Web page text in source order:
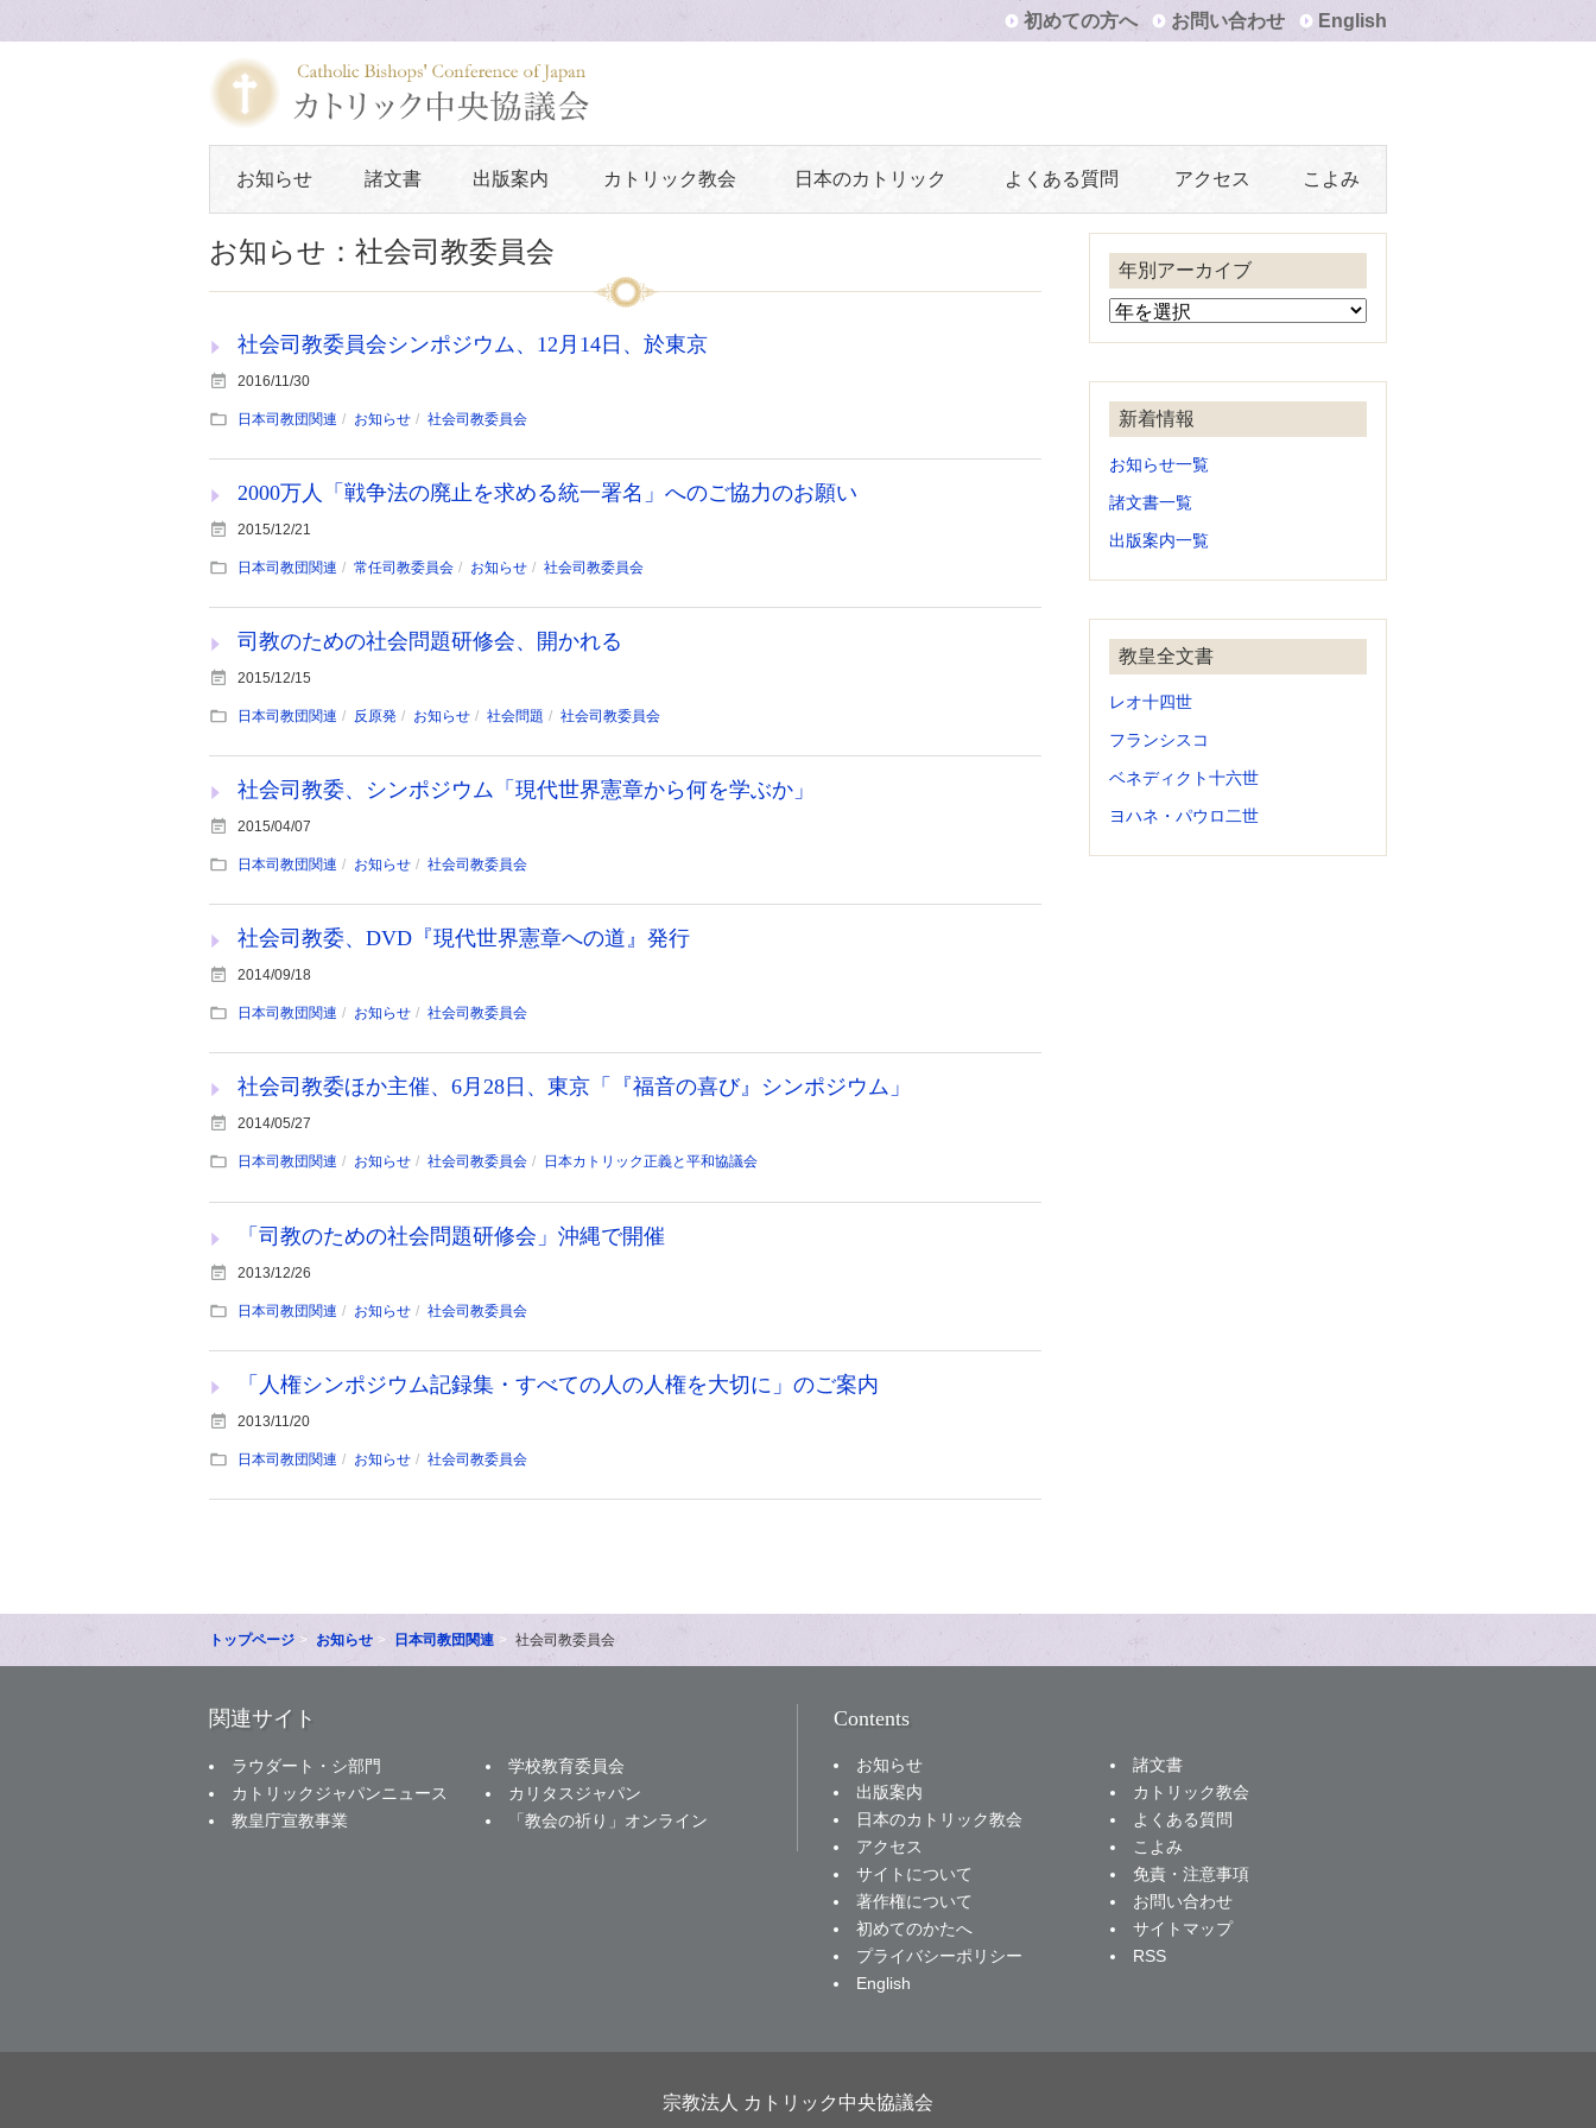
初めての方へ お問い合わせ English
お知らせ 諸文書 出版案内 カトリック教会 日本のカトリック よくある質問 アクセス こよみ
お知らせ：社会司教委員会
社会司教委員会シンポジウム、12月14日、於東京
2016/11/30
日本司教団関連 お知らせ 社会司教委員会
2000万人「戦争法の廃止を求める統一署名」へのご協力のお願い
2015/12/21
日本司教団関連 常任司教委員会 お知らせ 社会司教委員会
司教のための社会問題研修会、開かれる
2015/12/15
日本司教団関連 反原発 お知らせ 社会問題 社会司教委員会
社会司教委、シンポジウム「現代世界憲章から何を学ぶか」
2015/04/07
日本司教団関連 お知らせ 社会司教委員会
社会司教委、DVD『現代世界憲章への道』発行
2014/09/18
日本司教団関連 お知らせ 社会司教委員会
社会司教委ほか主催、6月28日、東京「『福音の喜び』シンポジウム」
2014/05/27
日本司教団関連 お知らせ 社会司教委員会 日本カトリック正義と平和協議会
「司教のための社会問題研修会」沖縄で開催
2013/12/26
日本司教団関連 お知らせ 社会司教委員会
「人権シンポジウム記録集・すべての人の人権を大切に」のご案内
2013/11/20
日本司教団関連 お知らせ 社会司教委員会
年別アーカイブ
新着情報
お知らせ一覧
諸文書一覧
出版案内一覧
教皇全文書
レオ十四世
フランシスコ
ベネディクト十六世
ヨハネ・パウロ二世
トップページ お知らせ 日本司教団関連 社会司教委員会
関連サイト
ラウダート・シ部門
学校教育委員会
カトリックジャパンニュース
カリタスジャパン
教皇庁宣教事業
「教会の祈り」オンライン
Contents
お知らせ
諸文書
出版案内
カトリック教会
日本のカトリック教会
よくある質問
アクセス
こよみ
サイトについて
免責・注意事項
著作権について
お問い合わせ
初めてのかたへ
サイトマップ
プライバシーポリシー
RSS
English
宗教法人 カトリック中央協議会